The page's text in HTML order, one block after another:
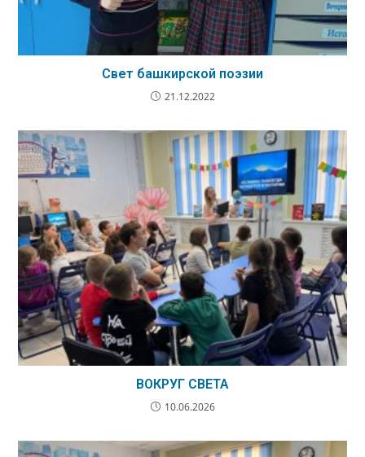
Свет башкирской поэзии
21.12.2022
ВОКРУГ СВЕТА
10.06.2026